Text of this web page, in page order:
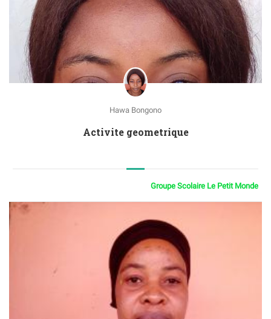
Hawa Bongono
Activite geometrique
Groupe Scolaire Le Petit Monde